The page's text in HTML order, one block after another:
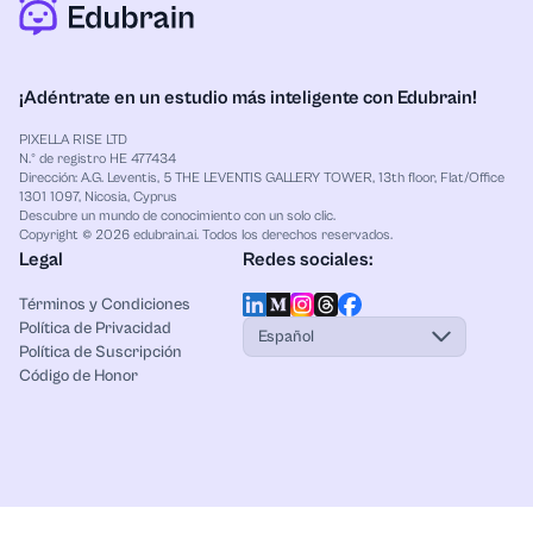
solo lugar, accesible con una sola cuenta.
¡Adéntrate en un estudio más inteligente con Edubrain!
PIXELLA RISE LTD
N.º de registro HE 477434
Dirección: A.G. Leventis, 5 THE LEVENTIS GALLERY TOWER, 13th floor, Flat/Office
1301 1097, Nicosia, Cyprus
Descubre un mundo de conocimiento con un solo clic.
Copyright © 2026 edubrain.ai. Todos los derechos reservados.
Legal
Términos y Condiciones
Política de Privacidad
Política de Suscripción
Código de Honor
Redes sociales:
Español